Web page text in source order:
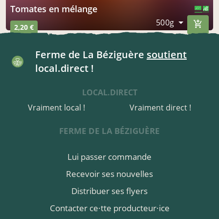
Tomates en mélange
2,20 € 500g
Ferme de La Béziguère soutient
local.direct !
LOCAL.DIRECT
Vraiment local !
Vraiment direct !
FERME DE LA BÉZIGUÈRE
Lui passer commande
Recevoir ses nouvelles
Distribuer ses flyers
Contacter ce·tte producteur·ice